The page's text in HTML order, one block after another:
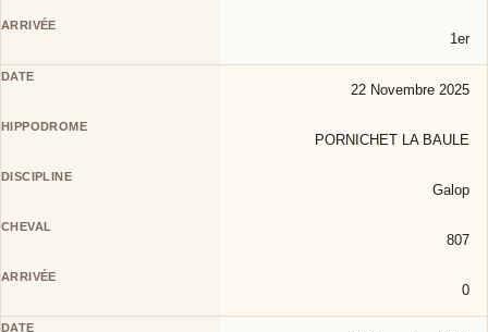
1er
22 Novembre 2025
PORNICHET LA BAULE
Galop
807
0